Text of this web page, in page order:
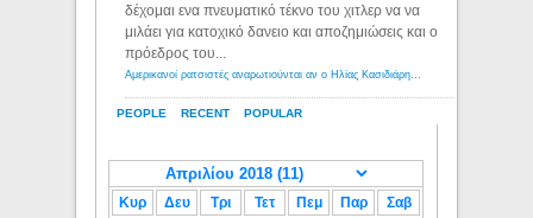
PEOPLE RECENT POPULAR
δέχομαι ενα πνευματικό τέκνο του χιτλερ να να
μιλάει για κατοχικό δανειο και αποζημιώσεις και ο
πρόεδρος του...
Αμερικανοί ρατσιστές αναρωτιούνται αν ο Ηλίας Κασιδιάρης ανήκει στη λευκή φυλή... - Λόγιος Ερμής
Κυρ Δευ Τρι Τετ Πεμ Παρ Σαβ